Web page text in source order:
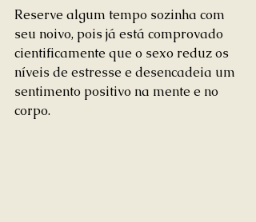
Reserve algum tempo sozinha com
seu noivo, pois já está comprovado
cientificamente que o sexo reduz os
níveis de estresse e desencadeia um
sentimento positivo na mente e no
corpo.